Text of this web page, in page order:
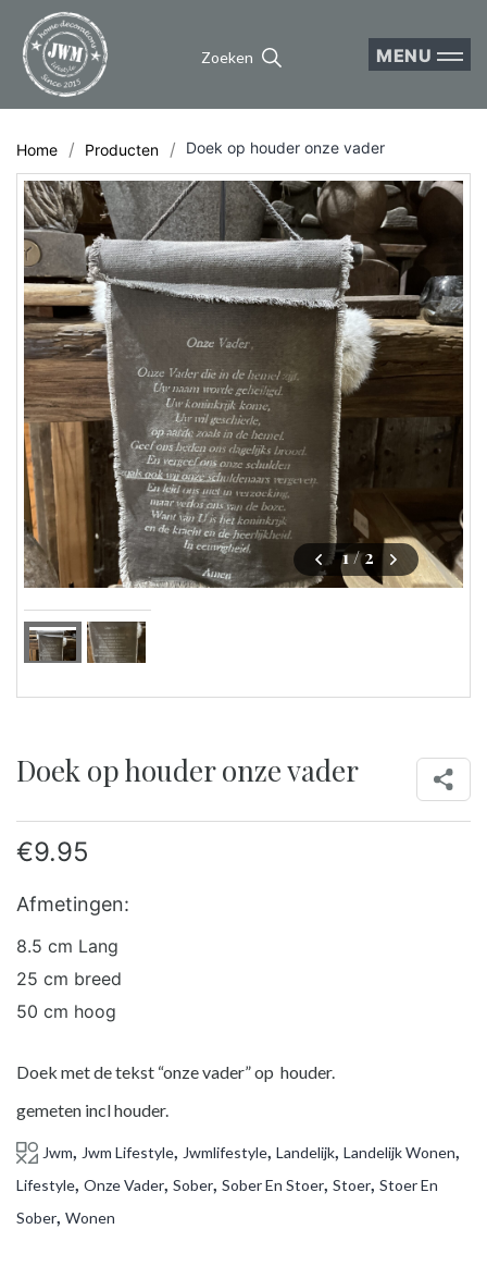
Zoeken MENU
Home Producten Doek op houder onze vader
1/ 2
Doek op houder onze vader
€9.95
Afmetingen:
8.5 cm Lang
25 cm breed
50 cm hoog
Doek met de tekst “onze vader” op houder.
gemeten incl houder.
Jwm, Jwm Lifestyle, Jwmlifestyle, Landelijk, Landelijk Wonen,
Lifestyle, Onze Vader, Sober, Sober En Stoer, Stoer, Stoer En
Sober, Wonen